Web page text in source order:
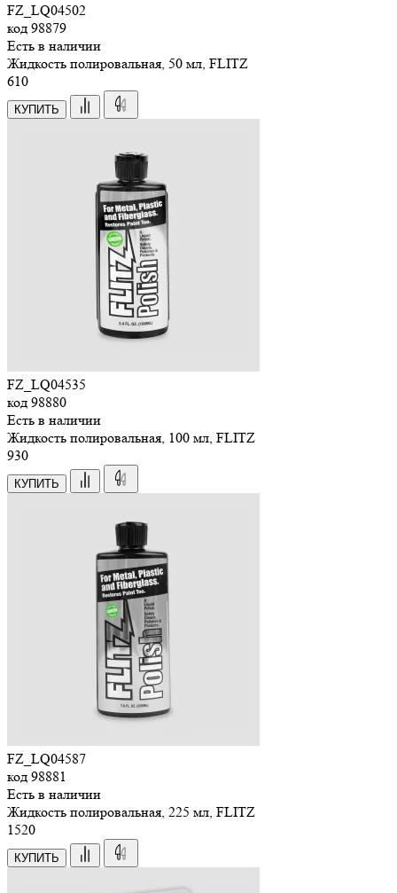
FZ_LQ04502
код 98879
Есть в наличии
Жидкость полировальная, 50 мл, FLITZ
610
КУПИТЬ
FZ_LQ04535
код 98880
Есть в наличии
Жидкость полировальная, 100 мл, FLITZ
930
КУПИТЬ
FZ_LQ04587
код 98881
Есть в наличии
Жидкость полировальная, 225 мл, FLITZ
1 520
КУПИТЬ